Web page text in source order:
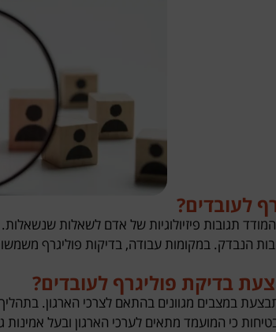
לעובדים?
תגובות פיזיולוגיות של אדם לשאלות
הנבדק. במקומות עבודה, בדיקות פוליגרף
בדיקת פוליגרף לעובדים?
במצבים מגוונים בהתאם לצרכי הארגון.
כי המועמד מתאים לערכי הארגון ובעל אמינות